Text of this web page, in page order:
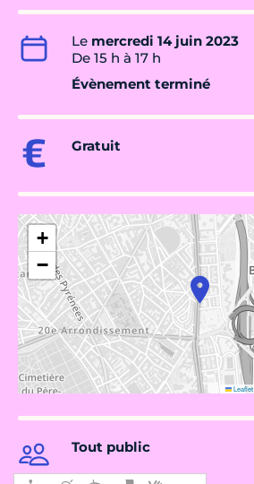
Le mercredi 14 juin 2023
De 15 h à 17 h
Évènement terminé
Gratuit
+
−
Leaflet
Tout public